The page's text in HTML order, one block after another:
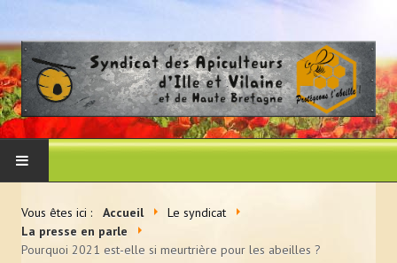
LE SYNDICAT
Vous êtes ici : Accueil
Le syndicat
La presse en parle
Pourquoi 2021 est-elle si meurtrière pour les abeilles ?